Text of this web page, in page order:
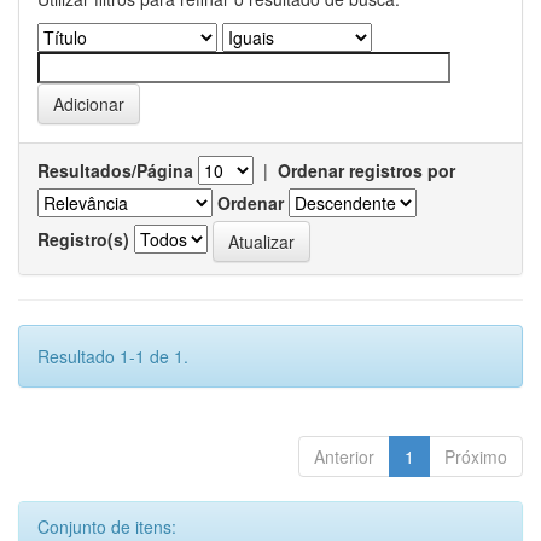
Resultados/Página | Ordenar registros por
Ordenar
Registro(s)
Resultado 1-1 de 1.
Anterior 1 Próximo
Conjunto de itens: